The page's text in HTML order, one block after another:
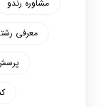
مشاوره رندو
معرفی